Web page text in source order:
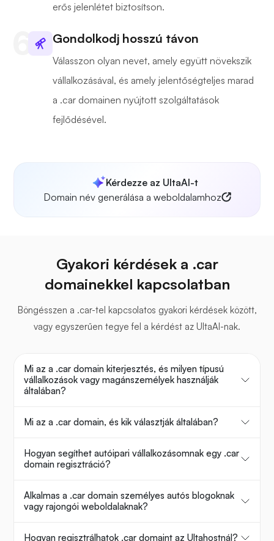
erős jelenlétet biztosítson.
Gondolkodj hosszú távon
Válasszon olyan nevet, amely együtt növekszik
vállalkozásával, és amely jelentőségteljes marad
a .car domainen nyújtott szolgáltatások
fejlődésével.
Kérdezze az UltaAI-t
Domain név generálása a weboldalamhoz
Gyakori kérdések a .car
domainekkel kapcsolatban
Böngésszen a .car-tel kapcsolatos gyakori kérdések között,
vagy egyszerűen tegye fel a kérdést az UltaAI-nak.
Mi az a .car domain kiterjesztés, és milyen típusú
vállalkozások vagy magánszemélyek használják
általában?
Mi az a .car domain, és kik választják általában?
Hogyan segíthet autóipari vállalkozásomnak egy .car
domain regisztráció?
Alkalmas a .car domain személyes autós blogoknak
vagy rajongói weboldalaknak?
Hogyan regisztrálhatok .car domaint az Ultahostnál?